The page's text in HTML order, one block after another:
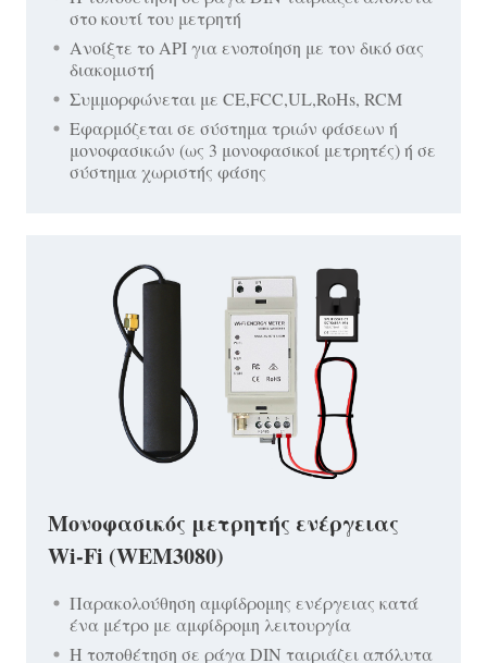
στο κουτί του μετρητή
Ανοίξτε το API για ενοποίηση με τον δικό σας
διακομιστή
Συμμορφώνεται με CE,FCC,UL,RoHs, RCM
Εφαρμόζεται σε σύστημα τριών φάσεων ή
μονοφασικών (ως 3 μονοφασικοί μετρητές) ή σε
σύστημα χωριστής φάσης
Μονοφασικός μετρητής ενέργειας
Wi-Fi (WEM3080)
Παρακολούθηση αμφίδρομης ενέργειας κατά
ένα μέτρο με αμφίδρομη λειτουργία
Η τοποθέτηση σε ράγα DIN ταιριάζει απόλυτα